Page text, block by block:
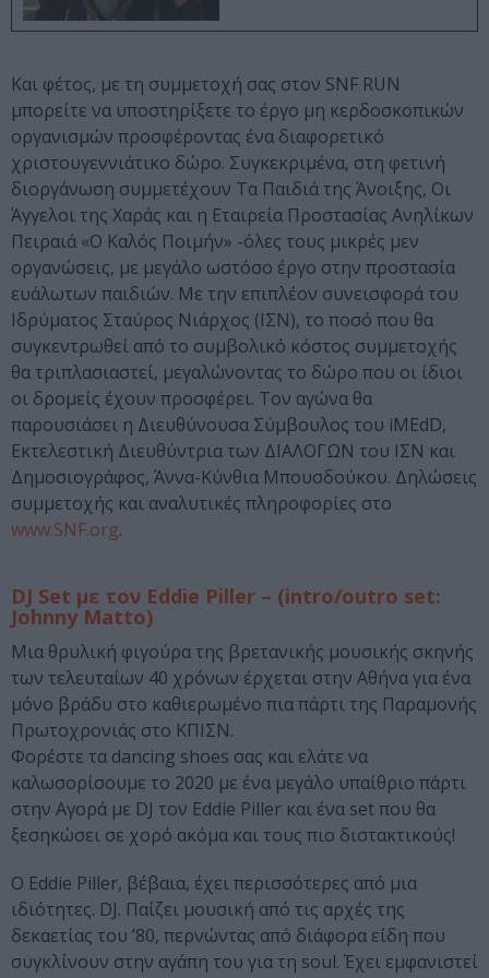
Και φέτος, με τη συμμετοχή σας στον SNF RUN
μπορείτε να υποστηρίξετε το έργο μη κερδοσκοπικών
οργανισμών προσφέροντας ένα διαφορετικό
χριστουγεννιάτικο δώρο. Συγκεκριμένα, στη φετινή
διοργάνωση συμμετέχουν Τα Παιδιά της Άνοιξης, Οι
Άγγελοι της Χαράς και η Εταιρεία Προστασίας Ανηλίκων
Πειραιά «Ο Καλός Ποιμήν» -όλες τους μικρές μεν
οργανώσεις, με μεγάλο ωστόσο έργο στην προστασία
ευάλωτων παιδιών. Με την επιπλέον συνεισφορά του
Ιδρύματος Σταύρος Νιάρχος (ΙΣΝ), το ποσό που θα
συγκεντρωθεί από το συμβολικό κόστος συμμετοχής
θα τριπλασιαστεί, μεγαλώνοντας το δώρο που οι ίδιοι
οι δρομείς έχουν προσφέρει. Τον αγώνα θα
παρουσιάσει η Διευθύνουσα Σύμβουλος του iMEdD,
Εκτελεστική Διευθύντρια των ΔΙΑΛΟΓΩΝ του ΙΣΝ και
Δημοσιογράφος, Άννα-Κύνθια Μπουσδούκου. Δηλώσεις
συμμετοχής και αναλυτικές πληροφορίες στο
www.SNF.org.
DJ Set με τον Eddie Piller – (intro/outro set:
Johnny Matto)
Μια θρυλική φιγούρα της βρετανικής μουσικής σκηνής
των τελευταίων 40 χρόνων έρχεται στην Αθήνα για ένα
μόνο βράδυ στο καθιερωμένο πια πάρτι της Παραμονής
Πρωτοχρονιάς στο ΚΠΙΣΝ.
Φορέστε τα dancing shoes σας και ελάτε να
καλωσορίσουμε το 2020 με ένα μεγάλο υπαίθριο πάρτι
στην Αγορά με DJ τον Eddie Piller και ένα set που θα
ξεσηκώσει σε χορό ακόμα και τους πιο διστακτικούς!
O Eddie Piller, βέβαια, έχει περισσότερες από μια
ιδιότητες. DJ. Παίζει μουσική από τις αρχές της
δεκαετίας του ’80, περνώντας από διάφορα είδη που
συγκλίνουν στην αγάπη του για τη soul. Έχει εμφανιστεί